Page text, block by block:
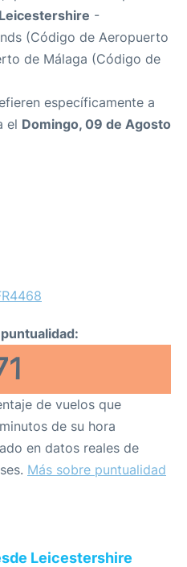
Leicestershire -
(Código de Aeropuerto
de Málaga (Código de
específicamente a
el Domingo, 09 de Agosto
de vuelos que
de su hora
en datos reales de
Más sobre puntualidad
Leicestershire